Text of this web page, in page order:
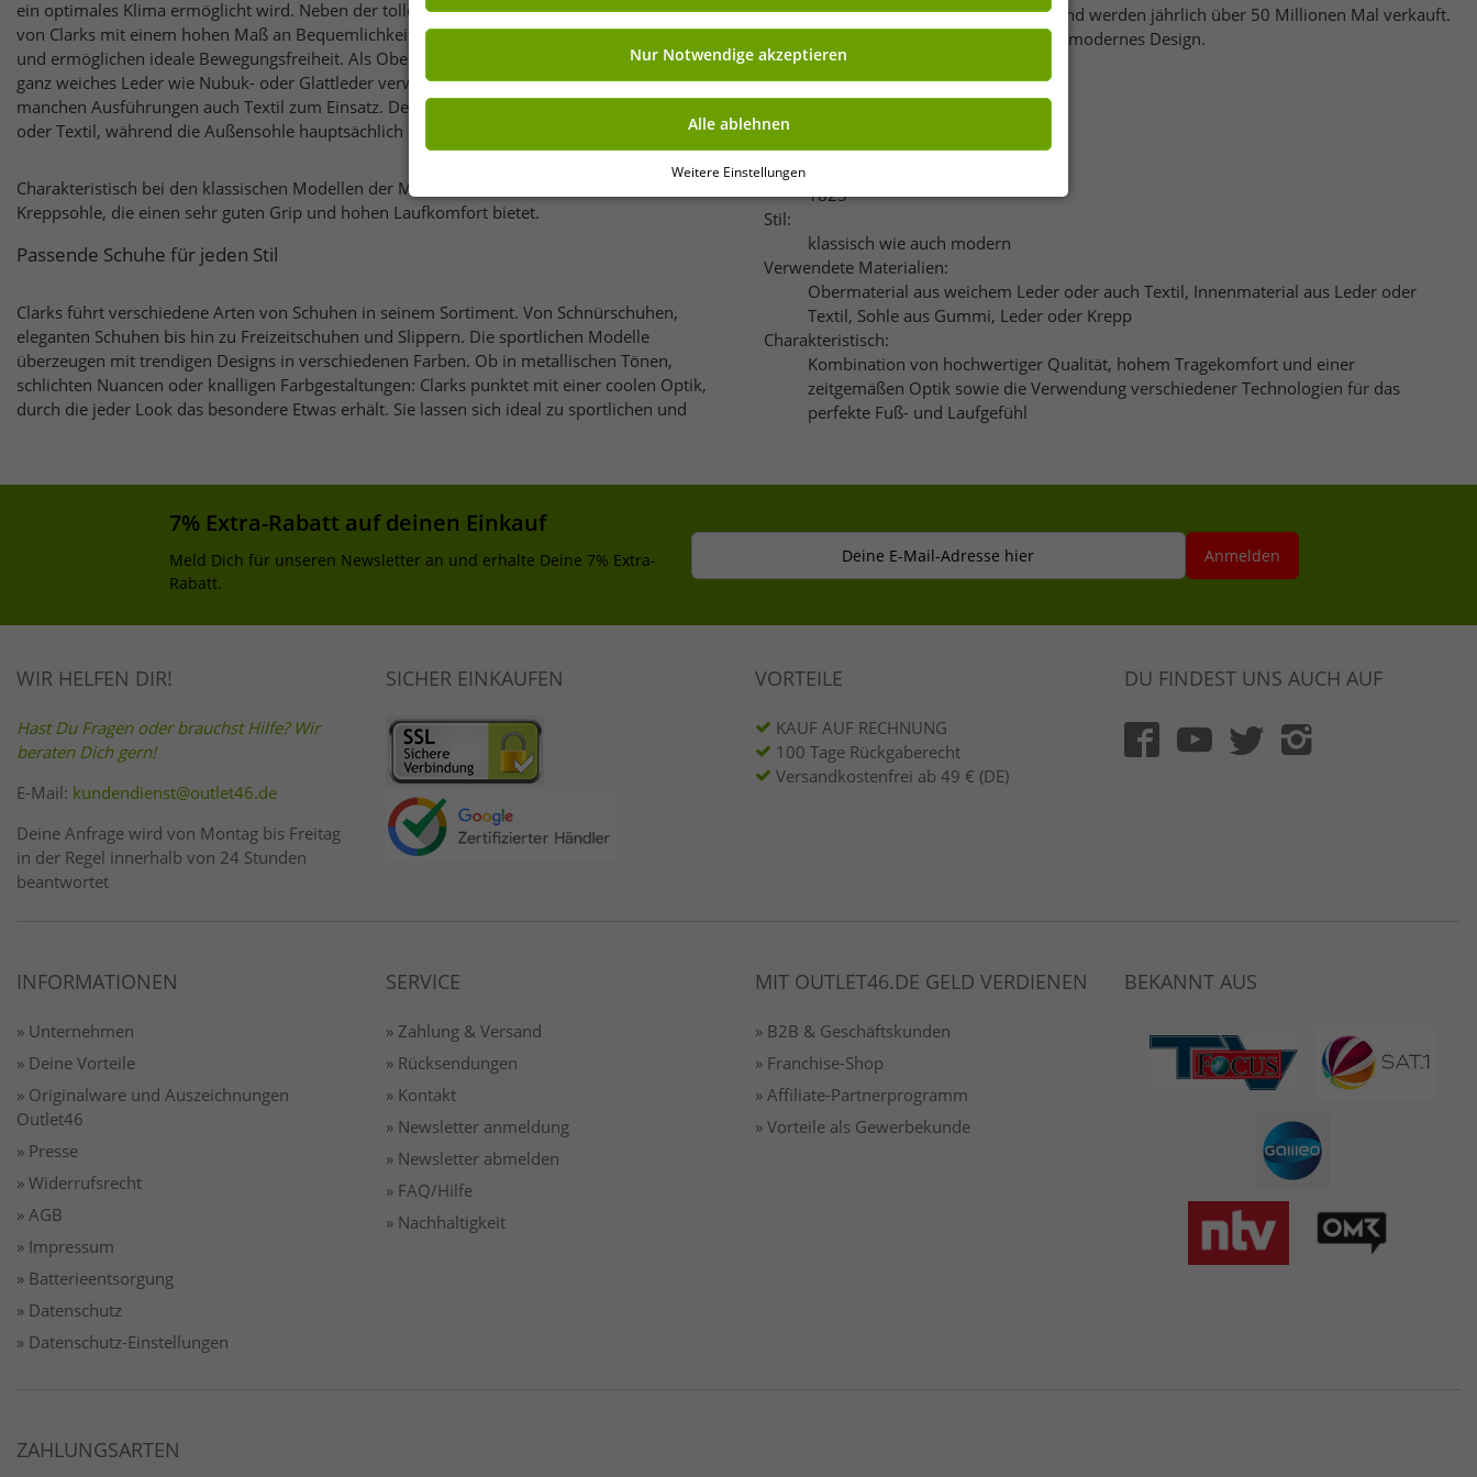
ein optimales Klima ermöglicht wird. Neben der tollen Funktionalität überzeugen die Schuhe
von Clarks mit einem hohen Maß an Bequemlichkeit. Sie passen sich der Fußform optimal an
und ermöglichen ideale Bewegungsfreiheit. Als Obermaterial wird bei den meisten Schuhen
ganz weiches Leder wie Nubuk- oder Glattleder verwendet. Je nach Modell kommt bei
manchen Ausführungen auch Textil zum Einsatz. Der Innenbereich besteht meist aus Leder
oder Textil, während die Außensohle hauptsächlich aus Gummi oder Leder hergestellt wird.
Charakteristisch bei den klassischen Modellen der Marke wie dem Wallabee ist auch eine
Kreppsohle, die einen sehr guten Grip und hohen Laufkomfort bietet.
Passende Schuhe für jeden Stil
Clarks führt verschiedene Arten von Schuhen in seinem Sortiment. Von Schnürschuhen,
eleganten Schuhen bis hin zu Freizeitschuhen und Slippern. Die sportlichen Modelle
überzeugen mit trendigen Designs in verschiedenen Farben. Ob in metallischen Tönen,
schlichten Nuancen oder knalligen Farbgestaltungen: Clarks punktet mit einer coolen Optik,
durch die jeder Look das besondere Etwas erhält. Sie lassen sich ideal zu sportlichen und
von Clarks in über 35 Ländern erhältlich und werden jährlich über 50 Millionen Mal verkauft.
Die Marke setzt auf Komfort, Qualität und modernes Design.
Merkmale
Erscheinungsjahr:
1825
Stil:
klassisch wie auch modern
Verwendete Materialien:
Obermaterial aus weichem Leder oder auch Textil, Innenmaterial aus Leder oder
Textil, Sohle aus Gummi, Leder oder Krepp
Charakteristisch:
Kombination von hochwertiger Qualität, hohem Tragekomfort und einer
zeitgemäßen Optik sowie die Verwendung verschiedener Technologien für das
perfekte Fuß- und Laufgefühl
7% Extra-Rabatt auf deinen Einkauf
Meld Dich für unseren Newsletter an und erhalte Deine 7% Extra-
Rabatt.
Deine E-Mail-Adresse hier Anmelden
WIR HELFEN DIR!
Hast Du Fragen oder brauchst Hilfe? Wir
beraten Dich gern!
E-Mail: kundendienst@outlet46.de
Deine Anfrage wird von Montag bis Freitag
in der Regel innerhalb von 24 Stunden
beantwortet
SICHER EINKAUFEN VORTEILE
KAUF AUF RECHNUNG
100 Tage Rückgaberecht
Versandkostenfrei ab 49 € (DE)
DU FINDEST UNS AUCH AUF
INFORMATIONEN
» Unternehmen
» Deine Vorteile
» Originalware und Auszeichnungen
Outlet46
» Presse
» Widerrufsrecht
» AGB
» Impressum
» Batterieentsorgung
» Datenschutz
» Datenschutz-Einstellungen
SERVICE
» Zahlung & Versand
» Rücksendungen
» Kontakt
» Newsletter anmeldung
» Newsletter abmelden
» FAQ/Hilfe
» Nachhaltigkeit
MIT OUTLET46.DE GELD VERDIENEN
» B2B & Geschäftskunden
» Franchise-Shop
» Affiliate-Partnerprogramm
» Vorteile als Gewerbekunde
BEKANNT AUS
ZAHLUNGSARTEN
Einwilligung kannst Du jederzeit über „Datenschutz-Einstellungen“ am Ende jeder unserer Seiten mit
Wirkung für die Zukunft widerrufen oder ändern.
Nur Notwendige akzeptieren
Alle ablehnen
Weitere Einstellungen